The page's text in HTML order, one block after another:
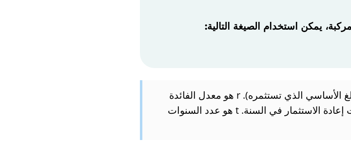
يمكن استخدام الصيغة التالية:
حيث: P هو المبلغ الرئيسي الأصلي (المبلغ الأساسي الذي تستثمره). r هو معدل الفائدة
السنوي (النسبة المئوية). n هو عدد مرات إعادة الاستثمار في السنة. t هو عدد السنوات